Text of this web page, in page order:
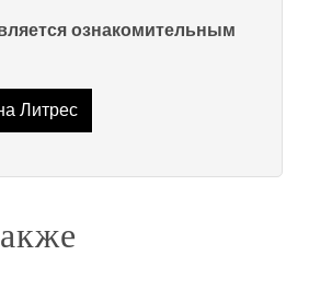
ознакомительным
Литрес